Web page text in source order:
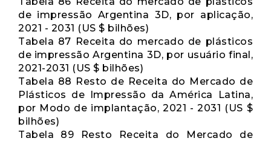
de impressão Argentina 3D, por aplicação,
2021 - 2031 (US $ bilhões)
Tabela 87 Receita do mercado de plásticos
de impressão Argentina 3D, por usuário final,
2021-2031 (US $ bilhões)
Tabela 88 Resto de Receita do Mercado de
Plásticos de Impressão da América Latina,
por Modo de implantação, 2021 - 2031 (US $
bilhões)
Tabela 89 Resto Receita do Mercado de